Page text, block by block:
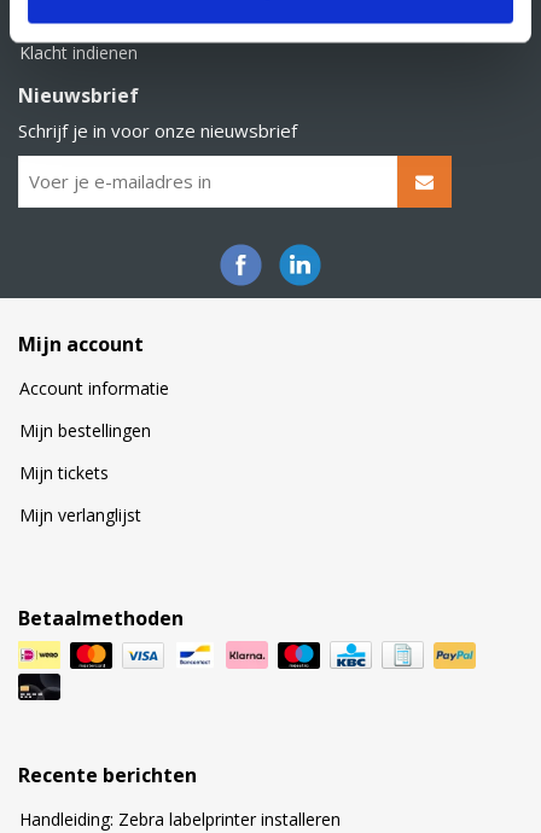
Klacht indienen
Nieuwsbrief
Schrijf je in voor onze nieuwsbrief
Mijn account
Account informatie
Mijn bestellingen
Mijn tickets
Mijn verlanglijst
Betaalmethoden
Recente berichten
Handleiding: Zebra labelprinter installeren